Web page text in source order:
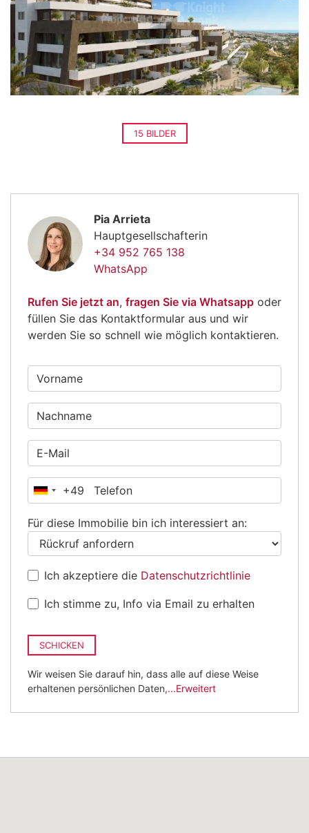
15 BILDER
Pia Arrieta
Hauptgesellschafterin
+34 952 765 138
WhatsApp
Rufen Sie jetzt an, fragen Sie via Whatsapp oder
füllen Sie das Kontaktformular aus und wir
werden Sie so schnell wie möglich kontaktieren.
Deutschland
+49
Für diese Immobilie bin ich interessiert an:
Ich akzeptiere die Datenschutzrichtlinie
Ich stimme zu, Info via Email zu erhalten
SCHICKEN
Wir weisen Sie darauf hin, dass alle auf diese Weise
erhaltenen persönlichen Daten,...Erweitert